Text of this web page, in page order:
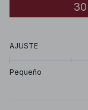
AJUSTE
Pequeño